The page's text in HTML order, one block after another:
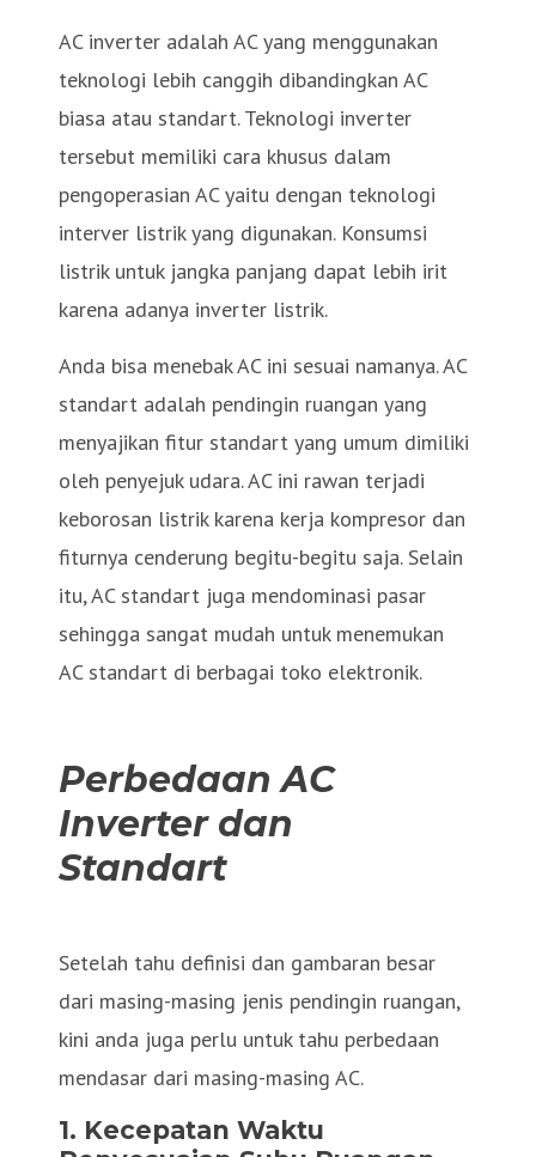
AC inverter adalah AC yang menggunakan
teknologi lebih canggih dibandingkan AC
biasa atau standart. Teknologi inverter
tersebut memiliki cara khusus dalam
pengoperasian AC yaitu dengan teknologi
interver listrik yang digunakan. Konsumsi
listrik untuk jangka panjang dapat lebih irit
karena adanya inverter listrik.
Anda bisa menebak AC ini sesuai namanya. AC
standart adalah pendingin ruangan yang
menyajikan fitur standart yang umum dimiliki
oleh penyejuk udara. AC ini rawan terjadi
keborosan listrik karena kerja kompresor dan
fiturnya cenderung begitu-begitu saja. Selain
itu, AC standart juga mendominasi pasar
sehingga sangat mudah untuk menemukan
AC standart di berbagai toko elektronik.
Perbedaan AC
Inverter dan
Standart
Setelah tahu definisi dan gambaran besar
dari masing-masing jenis pendingin ruangan,
kini anda juga perlu untuk tahu perbedaan
mendasar dari masing-masing AC.
1. Kecepatan Waktu